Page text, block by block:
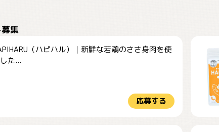
集
（ハピハル）｜新鮮な若鶏のささ身肉を使
た...
応募する